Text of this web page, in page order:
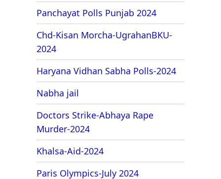
Panchayat Polls Punjab 2024
Chd-Kisan Morcha-UgrahanBKU-
2024
Haryana Vidhan Sabha Polls-2024
Nabha jail
Doctors Strike-Abhaya Rape
Murder-2024
Khalsa-Aid-2024
Paris Olympics-July 2024